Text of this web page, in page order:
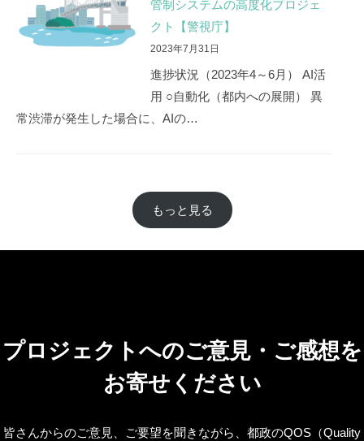
管制システムの高度化プロジェ
クト【警視庁】
2023年7月31日
進捗状況（2023年4～6月） AI活
用 ○自動化（都内への展開） 異
常渋滞が発生した場合に、AIの…
もっと見る
プロジェクトへのご意見・ご感想を
お寄せください
皆さんからのご意見、ご要望を聞きながら、都政のQOS（Quality